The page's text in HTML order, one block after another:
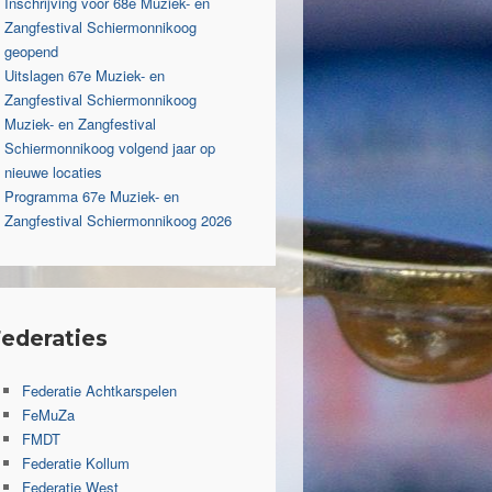
Zangfestival Schiermonnikoog
geopend
Uitslagen 67e Muziek- en
Zangfestival Schiermonnikoog
Muziek- en Zangfestival
Schiermonnikoog volgend jaar op
nieuwe locaties
Programma 67e Muziek- en
Zangfestival Schiermonnikoog 2026
Federatie Achtkarspelen
FeMuZa
FMDT
Federatie Kollum
Federatie West